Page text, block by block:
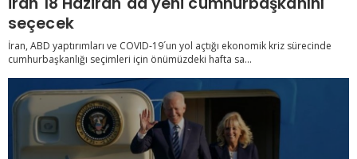
seçecek
İran, ABD yaptırımları ve COVID-19´un yol açtığı ekonomik kriz sürecinde
cumhurbaşkanlığı seçimleri için önümüzdeki hafta sa...